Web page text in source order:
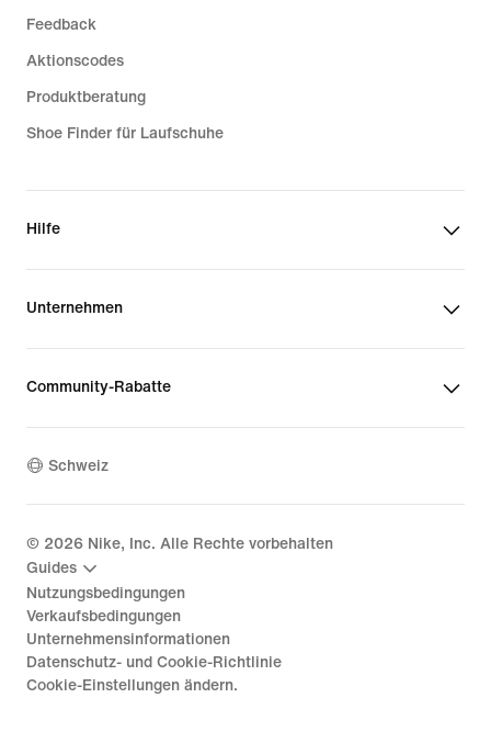
Feedback
Aktionscodes
Produktberatung
Shoe Finder für Laufschuhe
Hilfe
Unternehmen
Community-Rabatte
Schweiz
© 2026 Nike, Inc. Alle Rechte vorbehalten
Guides
Nutzungsbedingungen
Verkaufsbedingungen
Unternehmensinformationen
Datenschutz- und Cookie-Richtlinie
Cookie-Einstellungen ändern.